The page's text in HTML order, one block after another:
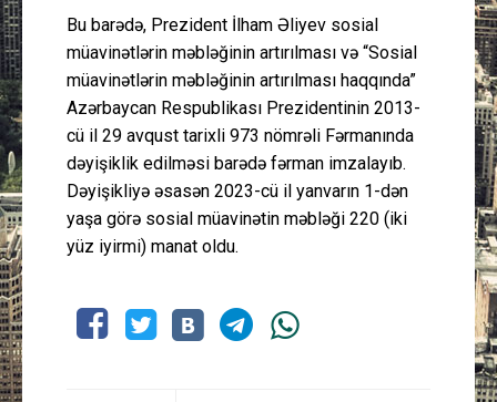
Cəmiyyət
Peşə etikası
Əlaqə
Bu barədə, Prezident İlham Əliyev sosial
müavinətlərin məbləğinin artırılması və “Sosial
müavinətlərin məbləğinin artırılması haqqında”
Azərbaycan Respublikası Prezidentinin 2013-
cü il 29 avqust tarixli 973 nömrəli Fərmanında
dəyişiklik edilməsi barədə fərman imzalayıb.
Dəyişikliyə əsasən 2023-cü il yanvarın 1-dən
yaşa görə sosial müavinətin məbləği 220 (iki
yüz iyirmi) manat oldu.